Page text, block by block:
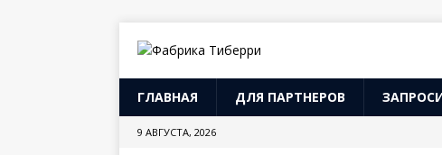
ГЛАВНАЯ ДЛЯ ПАРТНЕРОВ
9 АВГУСТА, 2026